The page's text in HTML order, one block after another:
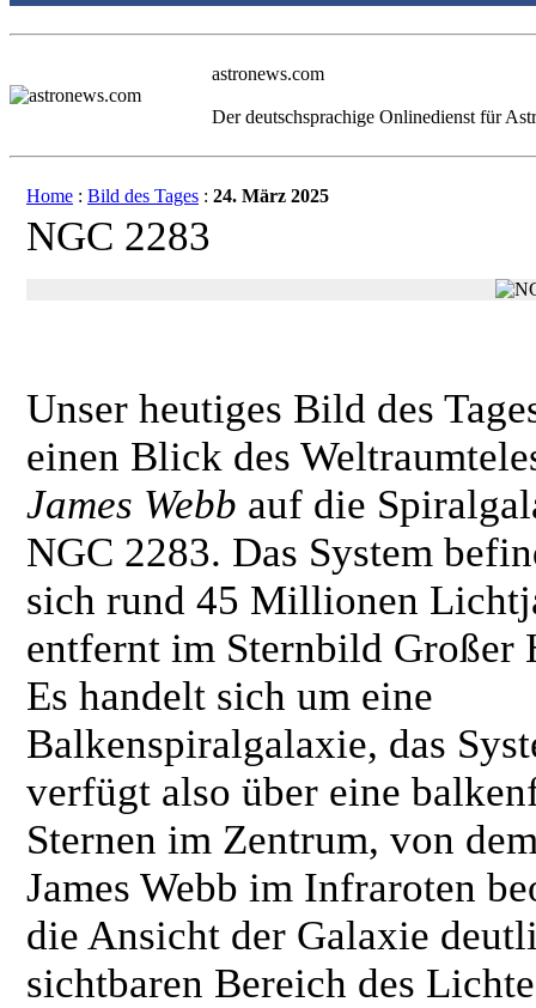
astronews.com
Der deutschsprachige Onlinedienst für
Home : Bild des Tages : 24. März 2025
NGC 2283
Unser heutiges Bild des
einen Blick des
James Webb auf die
NGC 2283. Das System
sich rund 45 Millionen
entfernt im Sternbild Großer
Es handelt sich um eine
Balkenspiralgalaxie, das
verfügt also über eine
Sternen im Zentrum, von
James Webb im Infraroten
die Ansicht der Galaxie
sichtbaren Bereich des